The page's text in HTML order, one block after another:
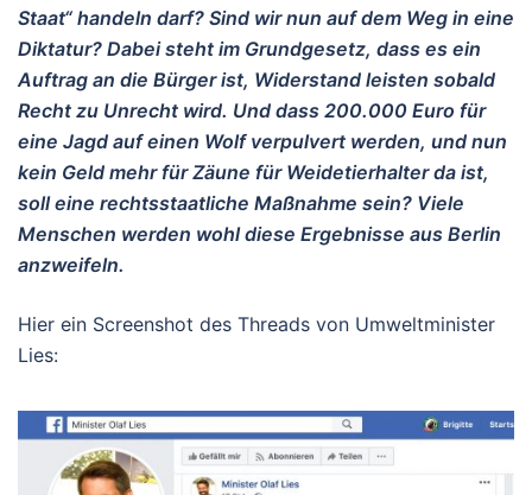
Staat“ handeln darf? Sind wir nun auf dem Weg in eine
Diktatur? Dabei steht im Grundgesetz, dass es ein
Auftrag an die Bürger ist, Widerstand leisten sobald
Recht zu Unrecht wird. Und dass 200.000 Euro für
eine Jagd auf einen Wolf verpulvert werden, und nun
kein Geld mehr für Zäune für Weidetierhalter da ist,
soll eine rechtsstaatliche Maßnahme sein? Viele
Menschen werden wohl diese Ergebnisse aus Berlin
anzweifeln.
Hier ein Screenshot des Threads von Umweltminister
Lies: